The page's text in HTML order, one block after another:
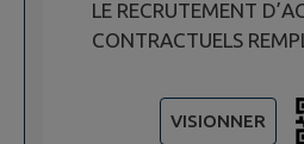
LE RECRUTEMENT
CONTRACTUELS
VISIONNER